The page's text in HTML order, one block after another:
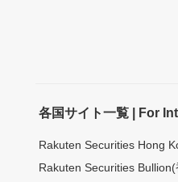
各国サイト一覧 | For
Rakuten Securities Hong
Rakuten Securities Bullion(